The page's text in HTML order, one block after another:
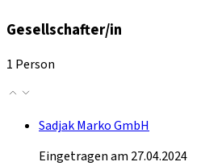
Gesellschafter/in
1 Person
Sadjak Marko GmbH
Eingetragen am 27.04.2024